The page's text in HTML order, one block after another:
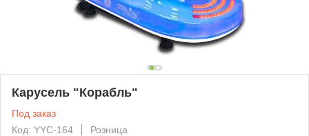
Карусель "Корабль"
Под заказ
Код: YYC-164
Розница